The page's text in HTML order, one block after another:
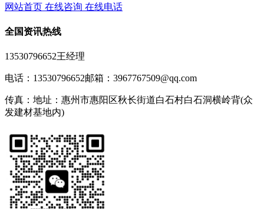
网站首页 在线咨询 在线电话
全国资讯热线
13530796652王经理
电话：13530796652邮箱：3967767509@qq.com
传真： 地址：惠州市惠阳区秋长街道白石村白石洞横岭背(众
发建材基地内)